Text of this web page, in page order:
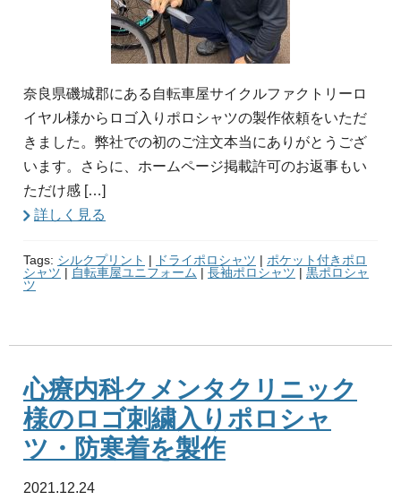
奈良県磯城郡にある自転車屋サイクルファクトリーロ
イヤル様からロゴ入りポロシャツの製作依頼をいただ
きました。弊社での初のご注文本当にありがとうござ
います。さらに、ホームページ掲載許可のお返事もい
ただけ感 […]
詳しく見る
Tags: シルクプリント | ドライポロシャツ | ポケット付きポロ
シャツ | 自転車屋ユニフォーム | 長袖ポロシャツ | 黒ポロシャ
ツ
心療内科クメンタクリニック
様のロゴ刺繍入りポロシャ
ツ・防寒着を製作
2021.12.24